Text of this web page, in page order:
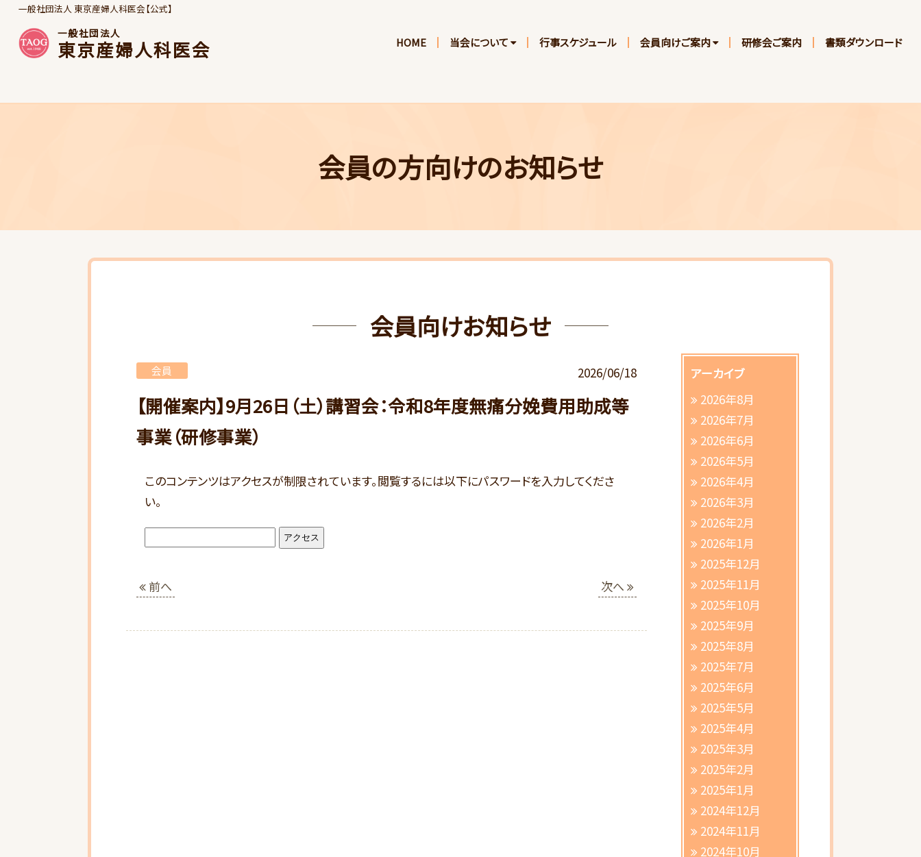
一般社団法人 東京産婦人科医会【公式】
一般社団法人
東京産婦人科医会 HOME 当会について 行事スケジュール 会員向けご案内 研修会ご案内 書類ダウンロード
会員の方向けのお知らせ
会員向けお知らせ
【開催案内】9月26日（土）講習会：令和8年度無痛分娩費用助成等
事業（研修事業）
会員 2026/06/18
このコンテンツはアクセスが制限されています。閲覧するには以下にパスワードを入力してくださ
い。
前へ 次へ
アーカイブ
2026年8月
2026年7月
2026年6月
2026年5月
2026年4月
2026年3月
2026年2月
2026年1月
2025年12月
2025年11月
2025年10月
2025年9月
2025年8月
2025年7月
2025年6月
2025年5月
2025年4月
2025年3月
2025年2月
2025年1月
2024年12月
2024年11月
2024年10月